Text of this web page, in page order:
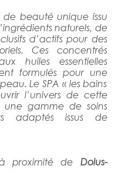
de beauté unique issu
naturels, de
d’actifs pour des
Ces concentrés
huiles essentielles
formulés pour une
Le SPA « les bains
l’univers de cette
une gamme de soins
adaptés issus de
proximité de Dolus-